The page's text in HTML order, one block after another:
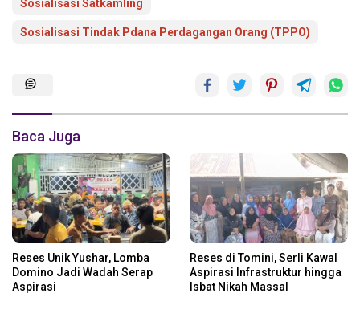
Sosialisasi Satkamling
Sosialisasi Tindak Pdana Perdagangan Orang (TPPO)
Baca Juga
Reses Unik Yushar, Lomba
Domino Jadi Wadah Serap
Aspirasi
Reses di Tomini, Serli Kawal
Aspirasi Infrastruktur hingga
Isbat Nikah Massal